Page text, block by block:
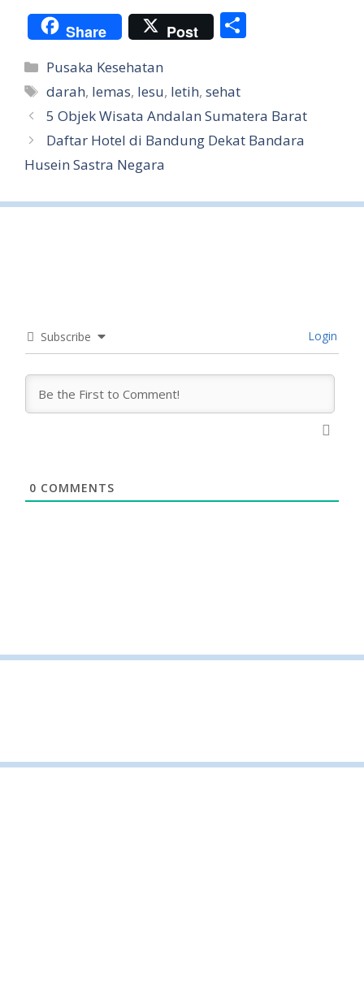
Share Post
Categories
Pusaka Kesehatan
Tags
darah, lemas, lesu, letih,sehat
5 Objek Wisata Andalan Sumatera Barat
Daftar Hotel di Bandung Dekat Bandara
Husein Sastra Negara
Subscribe Login
0 COMMENTS